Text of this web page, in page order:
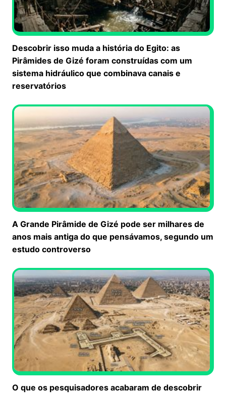
Descobrir isso muda a história do Egito: as
Pirâmides de Gizé foram construídas com um
sistema hidráulico que combinava canais e
reservatórios
A Grande Pirâmide de Gizé pode ser milhares de
anos mais antiga do que pensávamos, segundo um
estudo controverso
O que os pesquisadores acabaram de descobrir